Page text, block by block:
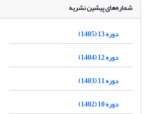
شماره‌های پیشین نشریه
دوره 13 (1405)
دوره 12 (1404)
دوره 11 (1403)
دوره 10 (1402)